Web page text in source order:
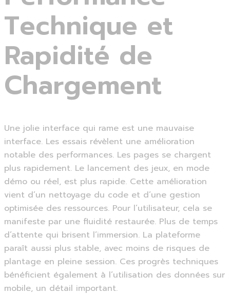
Technique et
Rapidité de
Chargement
Une jolie interface qui rame est une mauvaise
interface. Les essais révèlent une amélioration
notable des performances. Les pages se chargent
plus rapidement. Le lancement des jeux, en mode
démo ou réel, est plus rapide. Cette amélioration
vient d’un nettoyage du code et d’une gestion
optimisée des ressources. Pour l’utilisateur, cela se
manifeste par une fluidité restaurée. Plus de temps
d’attente qui brisent l’immersion. La plateforme
paraît aussi plus stable, avec moins de risques de
plantage en pleine session. Ces progrès techniques
bénéficient également à l’utilisation des données sur
mobile, un détail important.